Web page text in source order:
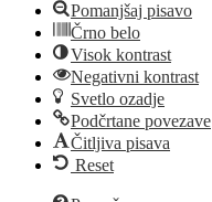
Pomanjšaj pisavo
Črno belo
Visok kontrast
Negativni kontrast
Svetlo ozadje
Podčrtane povezave
Čitljiva pisava
Reset